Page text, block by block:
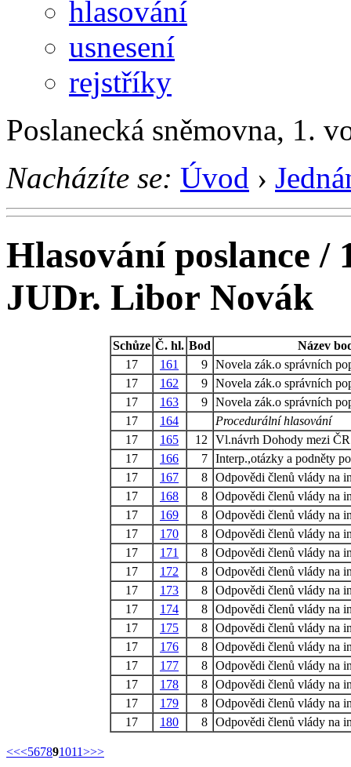
hlasování
usnesení
rejstříky
Poslanecká sněmovna, 1.
Nacházíte se: Úvod ›
Hlasování poslance /
JUDr. Libor Novák
Schůze Č. hl. Bod
Název
17
161 9 Novela zák.o správních
17
162 9 Novela zák.o správních
17
163 9 Novela zák.o správních
17
164
Procedurální hlasování
17
165 12
Vl.návrh Dohody mezi
17
166 7 Interp.,otázky a podněty
17
167 8 Odpovědi členů vlády na
17
168 8 Odpovědi členů vlády na
17
169 8 Odpovědi členů vlády na
17
170 8 Odpovědi členů vlády na
17
171 8 Odpovědi členů vlády na
17
172 8 Odpovědi členů vlády na
17
173 8 Odpovědi členů vlády na
17
174 8 Odpovědi členů vlády na
17
175 8 Odpovědi členů vlády na
17
176 8 Odpovědi členů vlády na
17
177 8 Odpovědi členů vlády na
17
178 8 Odpovědi členů vlády na
17
179 8 Odpovědi členů vlády na
17
180 8 Odpovědi členů vlády na
<<<567891011>>>